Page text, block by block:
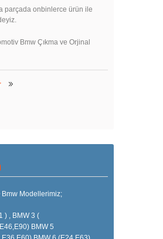
parçada onbinlerce ürün ile
Bmw Çıkma ve Orjinal
Bmw Modellerimiz;
) , BMW 3 (
BMW 5